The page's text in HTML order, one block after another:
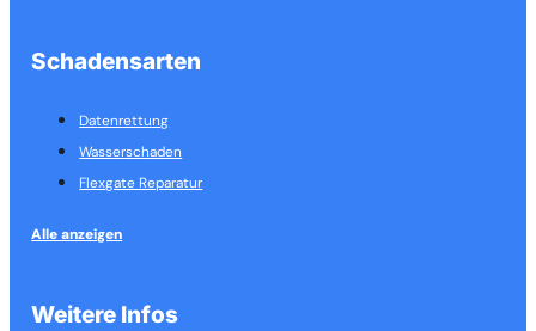
Schadensarten
Datenrettung
Wasserschaden
Flexgate Reparatur
Alle anzeigen
Weitere Infos